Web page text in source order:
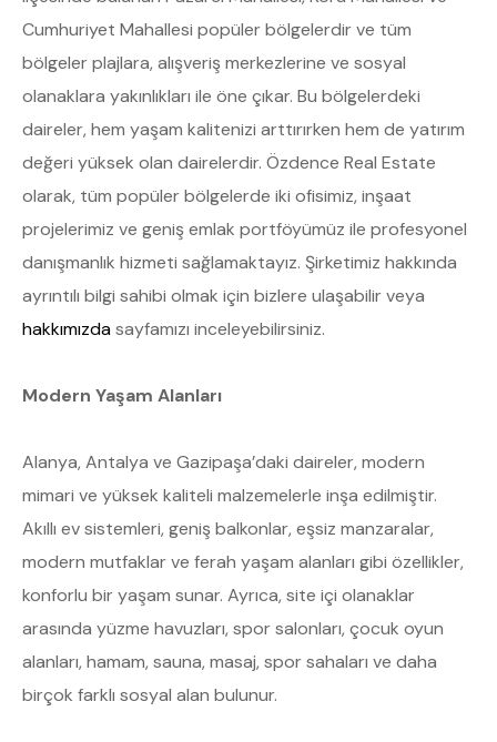
Cumhuriyet Mahallesi popüler bölgelerdir ve tüm
bölgeler plajlara, alışveriş merkezlerine ve sosyal
olanaklara yakınlıkları ile öne çıkar. Bu bölgelerdeki
daireler, hem yaşam kalitenizi arttırırken hem de yatırım
değeri yüksek olan dairelerdir. Özdence Real Estate
olarak, tüm popüler bölgelerde iki ofisimiz, inşaat
projelerimiz ve geniş emlak portföyümüz ile profesyonel
danışmanlık hizmeti sağlamaktayız. Şirketimiz hakkında
ayrıntılı bilgi sahibi olmak için bizlere ulaşabilir veya
hakkımızdasayfamızı inceleyebilirsiniz.
Modern Yaşam Alanları
Alanya, Antalya ve Gazipaşa’daki daireler, modern
mimari ve yüksek kaliteli malzemelerle inşa edilmiştir.
Akıllı ev sistemleri, geniş balkonlar, eşsiz manzaralar,
modern mutfaklar ve ferah yaşam alanları gibi özellikler,
konforlu bir yaşam sunar. Ayrıca, site içi olanaklar
arasında yüzme havuzları, spor salonları, çocuk oyun
alanları, hamam, sauna, masaj, spor sahaları ve daha
birçok farklı sosyal alan bulunur.